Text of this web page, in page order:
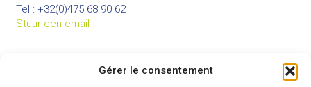
Gérer le consentement
Tel : +32(0)475 68 90 62
Stuur een email